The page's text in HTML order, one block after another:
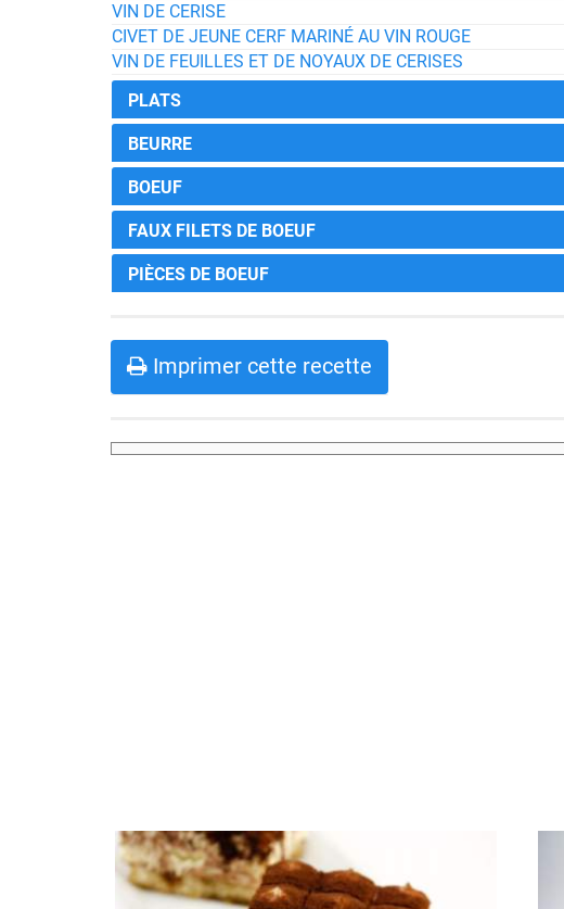
VIN DE CERISE
CIVET DE JEUNE CERF MARINÉ AU VIN ROUGE
VIN DE FEUILLES ET DE NOYAUX DE CERISES
PLATS
BEURRE
BOEUF
FAUX FILETS DE BOEUF
PIÈCES DE BOEUF
Imprimer cette recette